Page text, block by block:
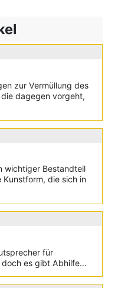
zur Vermüllung des
die dagegen vorgeht,
wichtiger Bestandteil
die sich in
für
es gibt Abhilfe...